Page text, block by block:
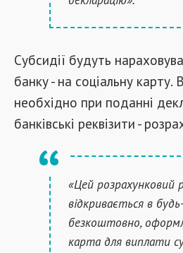
Субсидії будуть
банку - на соціальну карту.
необхідно при поданні
банківські реквізити -
«Цей розрахунковий
відкривається в
безкоштовно,
карта для виплати